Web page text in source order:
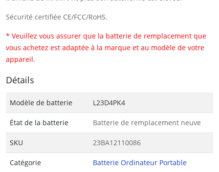
Sécurité certifiée CE/FCC/RoHS.
* Veuillez vous assurer que la batterie de remplacement que
vous achetez est adaptée à la marque et au modèle de votre
appareil.
Détails
Modèle de batterie L23D4PK4
État de la batterie Batterie de remplacement neuve
SKU 23BA12110086
Catégorie Batterie Ordinateur Portable